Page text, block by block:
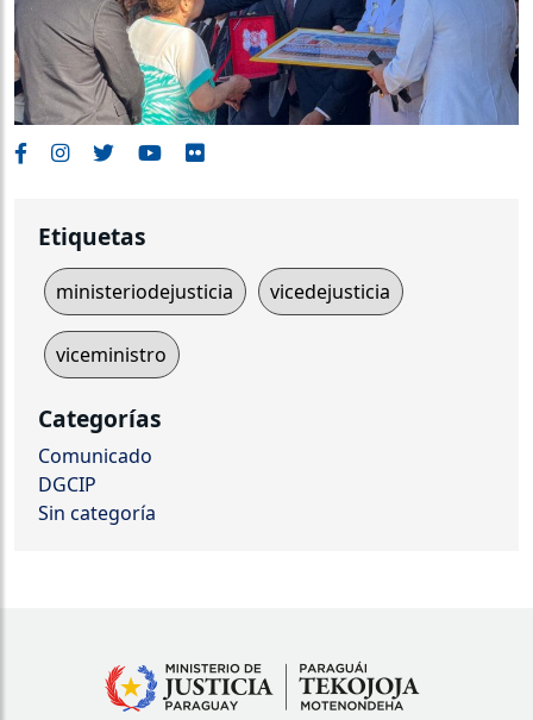
Etiquetas
ministeriodejusticia vicedejusticia
viceministro
Categorías
Comunicado
DGCIP
Sin categoría